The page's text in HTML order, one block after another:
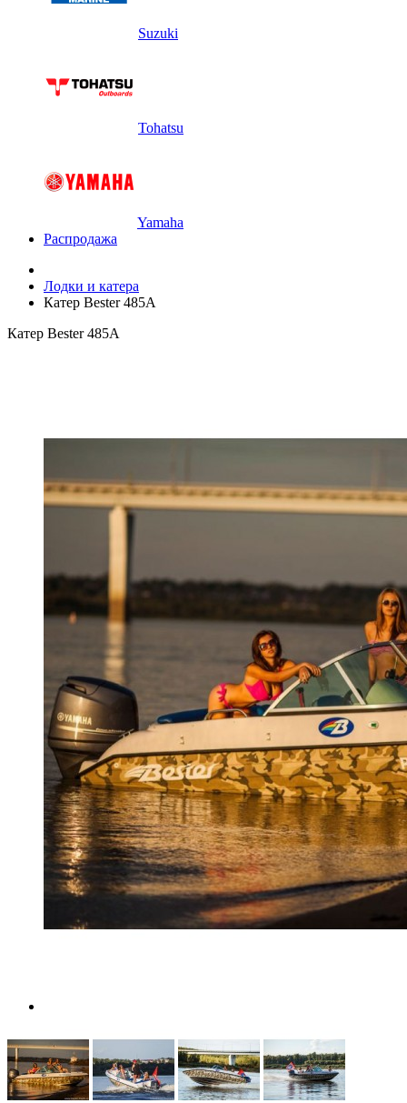
Suzuki
Tohatsu
Yamaha
Распродажа
Лодки и катера
Катер Bester 485A
Катер Bester 485A